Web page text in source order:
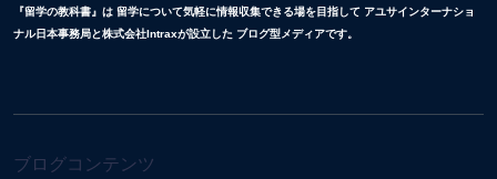
『留学の教科書』は 留学について気軽に情報収集できる場を目指して アユサインターナショ
ナル日本事務局と株式会社Intraxが設立した ブログ型メディアです。
ブログコンテンツ